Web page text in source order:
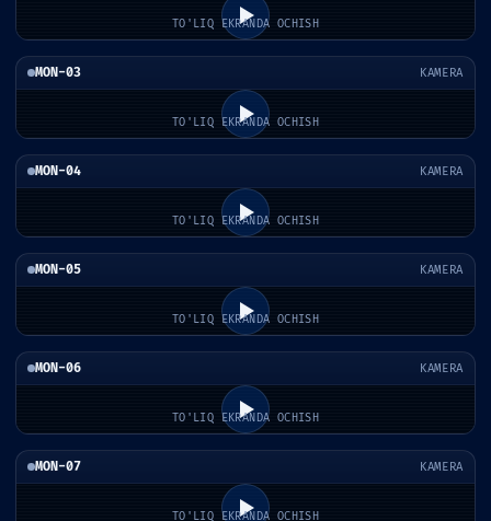
TO'LIQ EKRANDA OCHISH
MON-03 KAMERA
TO'LIQ EKRANDA OCHISH
MON-04 KAMERA
TO'LIQ EKRANDA OCHISH
MON-05 KAMERA
TO'LIQ EKRANDA OCHISH
MON-06 KAMERA
TO'LIQ EKRANDA OCHISH
MON-07 KAMERA
TO'LIQ EKRANDA OCHISH